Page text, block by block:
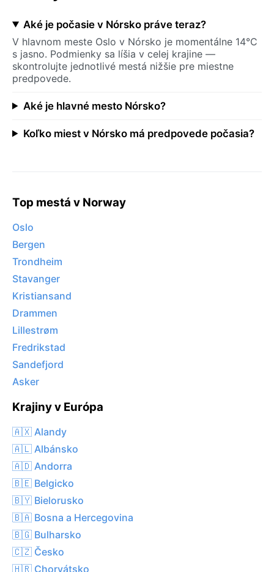
Aké je počasie v Nórsko práve teraz?
V hlavnom meste Oslo v Nórsko je momentálne 14°C
s jasno. Podmienky sa líšia v celej krajine —
skontrolujte jednotlivé mestá nižšie pre miestne
predpovede.
Aké je hlavné mesto Nórsko?
Koľko miest v Nórsko má predpovede počasia?
Top mestá v Norway
Oslo
Bergen
Trondheim
Stavanger
Kristiansand
Drammen
Lillestrøm
Fredrikstad
Sandefjord
Asker
Krajiny v Európa
🇦🇽 Alandy
🇦🇱 Albánsko
🇦🇩 Andorra
🇧🇪 Belgicko
🇧🇾 Bielorusko
🇧🇦 Bosna a Hercegovina
🇧🇬 Bulharsko
🇨🇿 Česko
🇭🇷 Chorvátsko